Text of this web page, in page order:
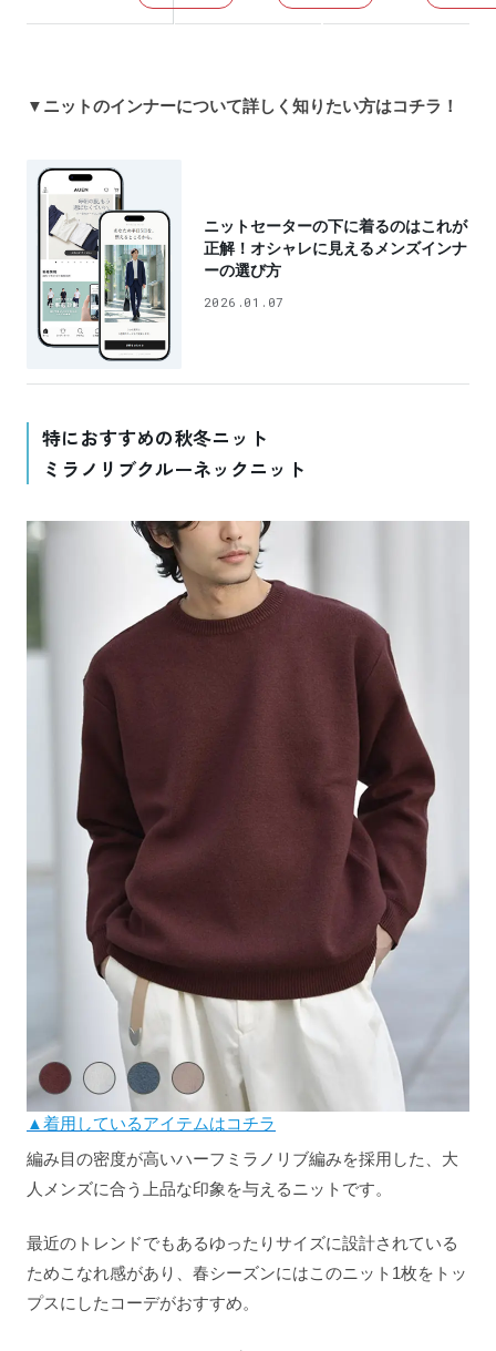
▼ニットのインナーについて詳しく知りたい方はコチラ！
ニットセーターの下に着るのはこれが
正解！オシャレに見えるメンズインナ
ーの選び方
2026.01.07
特におすすめの秋冬ニット
ミラノリブクルーネックニット
▲着用しているアイテムはコチラ
編み目の密度が高いハーフミラノリブ編みを採用した、大
人メンズに合う上品な印象を与えるニットです。
最近のトレンドでもあるゆったりサイズに設計されている
ためこなれ感があり、春シーズンにはこのニット1枚をトッ
プスにしたコーデがおすすめ。